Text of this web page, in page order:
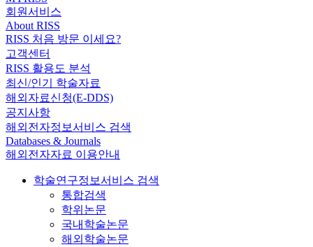
회원서비스
About RISS
RISS 처음 방문 이세요?
고객센터
RISS 활용도 분석
최신/인기 학술자료
해외자료신청(E-DDS)
공지사항
해외전자정보서비스 검색
Databases & Journals
해외전자자료 이용안내
학술연구정보서비스 검색
통합검색
학위논문
국내학술논문
해외학술논문